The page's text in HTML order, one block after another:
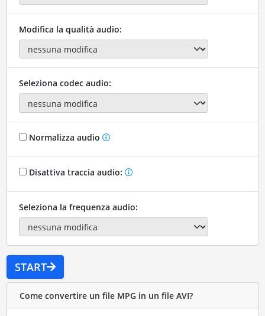
Modifica la qualità audio:
Seleziona codec audio:
Normalizza audio
Disattiva traccia audio:
Seleziona la frequenza audio:
START
Come convertire un file MPG in un file AVI?